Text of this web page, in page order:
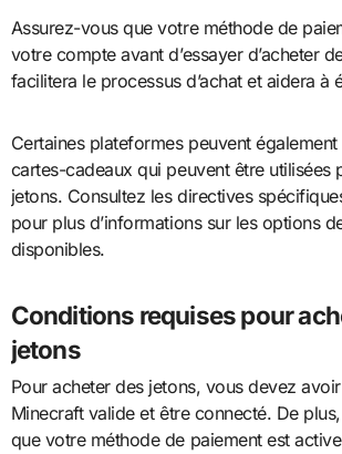
Assurez-vous que votre méthode de
votre compte avant d’essayer d’acheter
facilitera le processus d’achat et aidera à
Certaines plateformes peuvent
cartes-cadeaux qui peuvent être utilisées
jetons. Consultez les directives
pour plus d’informations sur les options
disponibles.
Conditions requises pour
jetons
Pour acheter des jetons, vous devez
Minecraft valide et être connecté. De
que votre méthode de paiement est